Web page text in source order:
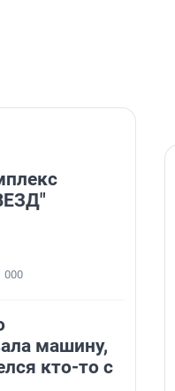
000
машину,
кто-то с